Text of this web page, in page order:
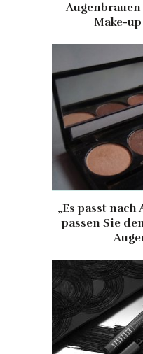
Make-
„Es passt nach
passen Sie